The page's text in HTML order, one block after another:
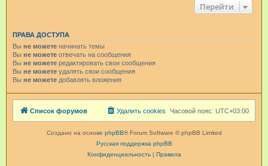
Перейти
ПРАВА ДОСТУПА
Вы не можете начинать темы
Вы не можете отвечать на сообщения
Вы не можете редактировать свои сообщения
Вы не можете удалять свои сообщения
Вы не можете добавлять вложения
Список форумов Часовой пояс: UTC+03:00
Удалить cookies
Создано на основе phpBB® Forum Software © phpBB Limited
Русская поддержка phpBB
Конфиденциальность| Правила